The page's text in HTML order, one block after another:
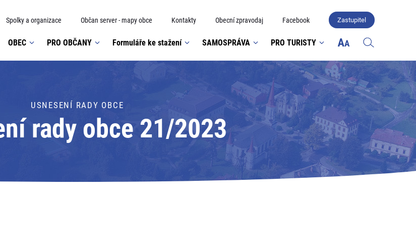
Spolky a organizace Občan server - mapy obce Kontakty Obecní zpravodaj Facebook Zastupitel
OBEC PRO OBČANY Formuláře ke stažení SAMOSPRÁVA PRO TURISTY
USNESENÍ RADY OBCE
rady obce 21/2023